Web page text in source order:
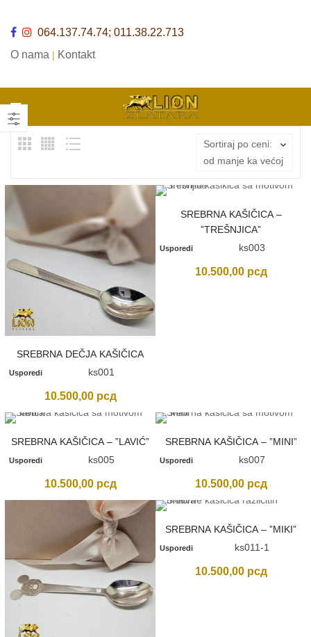
064.137.74.74; 011.38.22.713
O nama | Kontakt
Sortiraj po ceni:
od manje ka većoj
SREBRNA DEČJA KAŠIČICA
Usporedi ks001
10.500,00 рсд
SREBRNA KAŠIČICA –
”TREŠNJICA”
Usporedi ks003
10.500,00 рсд
SREBRNA KAŠIČICA – ”LAVIĆ”
Usporedi ks005
10.500,00 рсд
SREBRNA KAŠIČICA – ”MINI”
Usporedi ks007
10.500,00 рсд
SREBRNA KAŠIČICA – ”MIKI”
Usporedi ks011-1
10.500,00 рсд